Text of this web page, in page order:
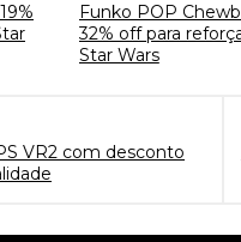
Funko POP
32% off para
Star Wars
VR2 com desconto